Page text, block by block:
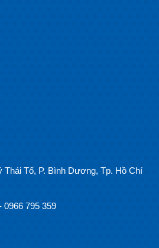
Tổ, P. Bình Dương, Tp. Hồ Chí
0966 795 359